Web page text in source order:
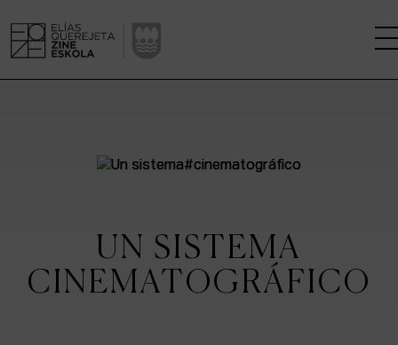
CENTRO DE INVESTIGACIÓN
KINOFABRIKAUN SISTEMA
CINEMATOGRÁFICO